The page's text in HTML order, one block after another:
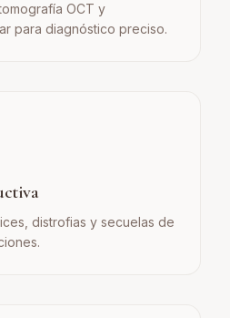
OCT y
para diagnóstico preciso.
distrofias y secuelas de